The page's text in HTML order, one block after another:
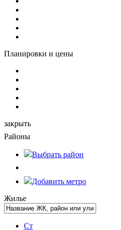
Планировки и цены
закрыть
Районы
Выбрать район
Добавить метро
Жилье
Ст